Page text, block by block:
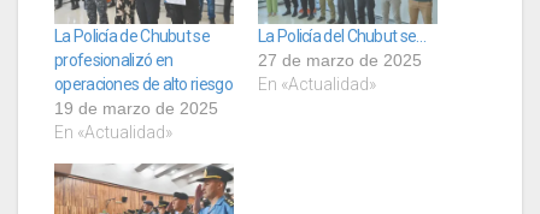
La Policía de Chubut se
profesionalizó en
operaciones de alto riesgo
19 de marzo de 2025
En «Actualidad»
La Policía del Chubut se…
27 de marzo de 2025
En «Actualidad»